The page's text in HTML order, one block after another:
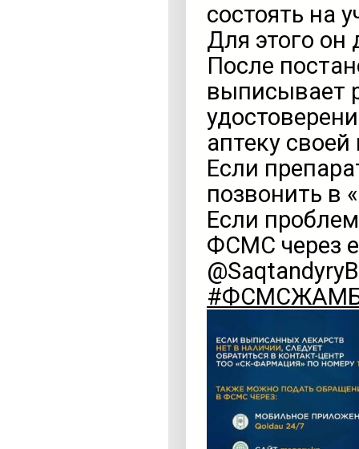
состоять на
Для этого он
После
выписывает
аптеку
Если
позвонить в
Если
ФСМС через